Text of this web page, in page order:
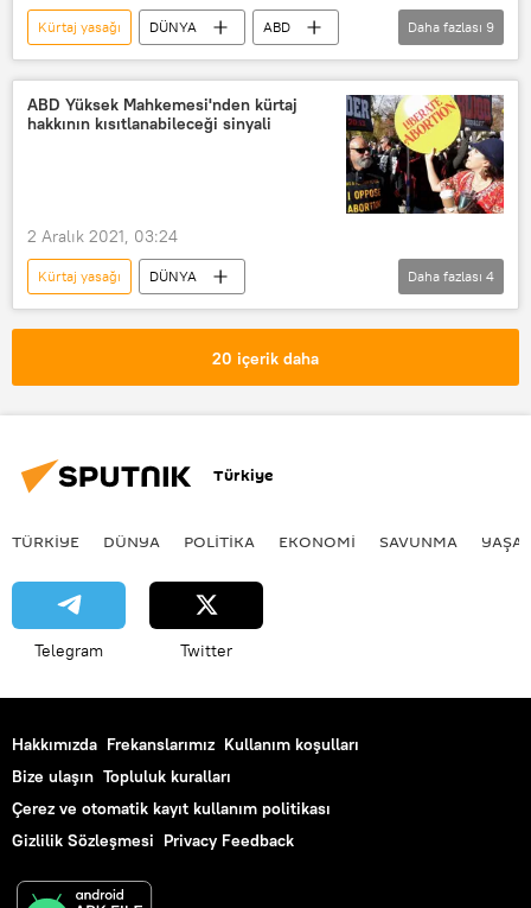
Kürtaj yasağı DÜNYA
ABD
Kürtaj
vazektomi
Kadın
Erkek
eş
yöntem
Eşitlik
doğum kontrol
Daha fazlası 9
ABD Yüksek Mahkemesi'nden kürtaj
hakkının kısıtlanabileceği sinyali
2 Aralık 2021, 03:24
Kürtaj yasağı
DÜNYA
ABD Yüksek Mahkemesi
Kürtaj
Daha fazlası 4
20 içerik daha
Türkiye
TÜRKIYE DÜNYA POLİTİKA EKONOMİ SAVUNMA
Telegram Twitter
Hakkımızda Frekanslarımız Kullanım koşulları
Bize ulaşın Topluluk kuralları
Çerez ve otomatik kayıt kullanım politikası
Gizlilik Sözleşmesi Privacy Feedback